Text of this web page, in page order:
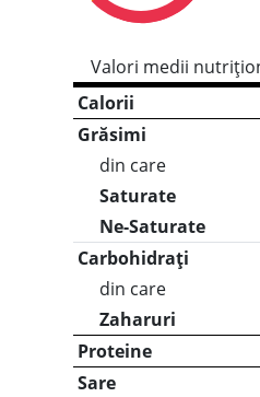
Valori medii
Calorii
Grăsimi
din care
Saturate
Ne-Saturate
Carbohidrați
din care
Zaharuri
Proteine
Sare